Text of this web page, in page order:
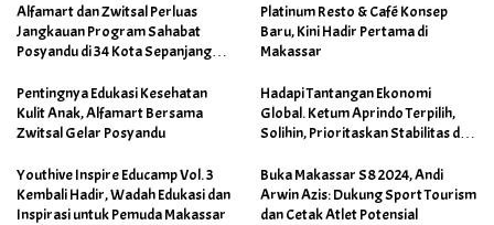
Alfamart dan Zwitsal Perluas
Jangkauan Program Sahabat
Posyandu di 34 Kota Sepanjang
Platinum Resto & Café Konsep
Baru, Kini Hadir Pertama di
Makassar
Pentingnya Edukasi Kesehatan
Kulit Anak, Alfamart Bersama
Zwitsal Gelar Posyandu
Hadapi Tantangan Ekonomi
Global. Ketum Aprindo Terpilih,
Solihin, Prioritaskan Stabilitas dan
Youthive Inspire Educamp Vol. 3
Kembali Hadir, Wadah Edukasi dan
Inspirasi untuk Pemuda Makassar
Buka Makassar S8 2024, Andi
Arwin Azis: Dukung Sport Tourism
dan Cetak Atlet Potensial